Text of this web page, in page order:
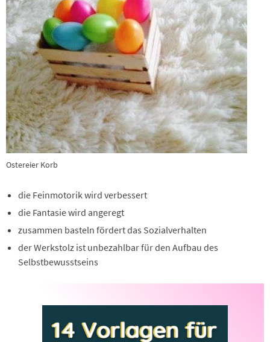
Ostereier Korb
die Feinmotorik wird verbessert
die Fantasie wird angeregt
zusammen basteln fördert das Sozialverhalten
der Werkstolz ist unbezahlbar für den Aufbau des
Selbstbewusstseins